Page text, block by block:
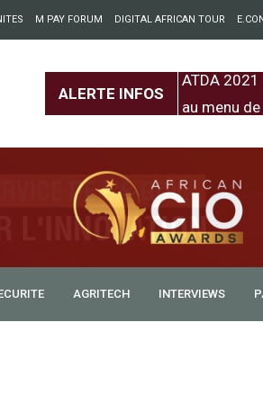
M PAY FORUM DIGITAL AFRICAN TOUR
ALERTE INFOS
entre l’Europe et
ATDA
au menu
AGRITECH INTERVIEWS